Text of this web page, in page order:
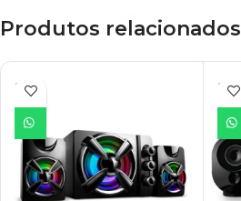
Produtos relacionados
ESGO
TADO
ESGO
TADO